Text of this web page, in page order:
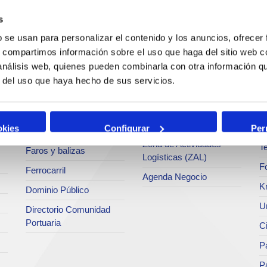
usan para personalizar el contenido y los anuncios,
información sobre el uso que haga del sitio web
web, quienes pueden combinarla con otra información
uso que haya hecho de sus servicios.
Configurar
Bunkering
Servicios comerciales
Tarifas y tasas
Centro de Acreditaciones
Faros y balizas
Ferrocarril
Dominio Público
Directorio Comunidad
Portuaria
Estadísticas
SEA - (Sistema de
entregas de
agroalimentarios)
Terminales
Intermodalidad
Zona de Actividades
Logísticas (ZAL)
Agenda Negocio